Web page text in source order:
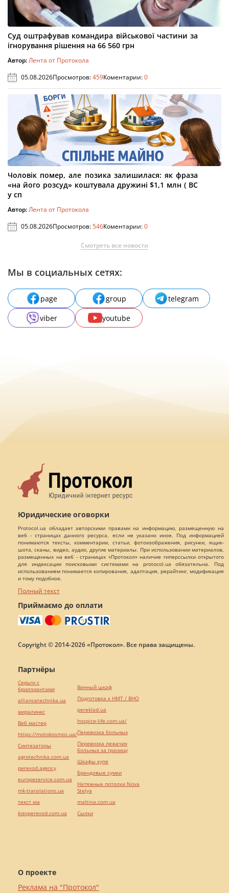
Суд оштрафував командира військової частини за
ігнорування рішення на 66 560 грн
Автор:Лента от Протокола
05.08.2026Просмотров:459Коментарии:0
Чоловік помер, але позика залишилася: як фраза
«на його розсуд» коштувала дружині $1,1 млн ( ВС
у сп
Автор:Лента от Протокола
05.08.2026Просмотров:546Коментарии:0
Смотреть все новости
Мы в социальных сетях:
page group
telegram
viber
youtube
Юридические оговорки
Protocol.ua обладает авторскими правами на информацию, размещенную на
веб - страницах данного ресурса, если не указано иное. Под информацией
понимаются тексты, комментарии, статьи, фотоизображения, рисунки, ящик-
шота, сканы, видео, аудио, другие материалы. При использовании материалов,
размещенных на веб - страницах «Протокол» наличие гиперссылки открытого
для индексации поисковыми системами на protocol.ua обязательна. Под
использованием понимается копирования, адаптация, рерайтинг, модификация
и тому подобное.
Полный текст
Приймаємо до оплати
Copyright © 2014-2026 «Протокол». Все права защищены.
О проекте
Реклама на "Протокол"
Партнёры
Серьги с
бриллиантами
alliancetechnika.ua
миралинкс
Веб мастер
https://motokosmos.ua/
Синтезаторы
agrotechnika.com.ua
perevod.agency
europeservice.com.ua
mk-translations.ua
текст юа
kievperevod.com.ua
Винный шкаф
Подготовка к НМТ / ВНО
pereklad.ua
hospice-life.com.ua/
Перевозка больных
Перевозка лежачих
больных за границу
Шкафы купе
Брендовые сумки
Натяжные потолки Nova
Stelya
maltina.com.ua
Cылки